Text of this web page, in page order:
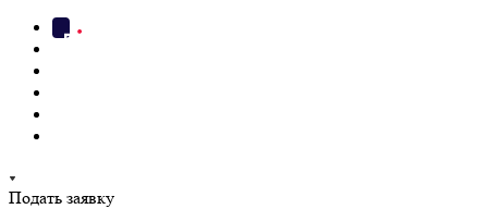
Подать заявку